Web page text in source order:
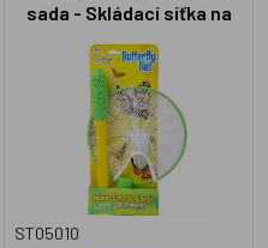
sada - Skládací síťka na
motýly
ST05010